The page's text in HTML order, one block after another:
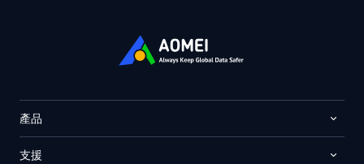
產品
支援